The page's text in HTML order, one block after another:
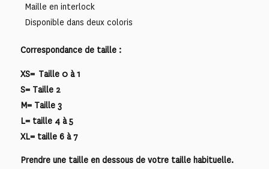
Maille en interlock
Disponible dans deux coloris
Correspondance de taille :
XS= Taille 0 à 1
S= Taille 2
M= Taille 3
L= taille 4 à 5
XL= taille 6 à 7
Prendre une taille en dessous de votre taille habituelle.